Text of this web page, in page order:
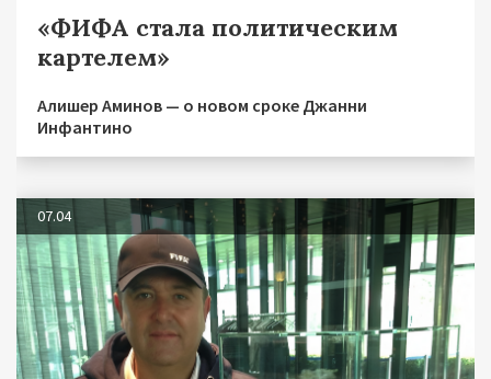
«ФИФА стала политическим
картелем»
Алишер Аминов — о новом сроке Джанни
Инфантино
07.04